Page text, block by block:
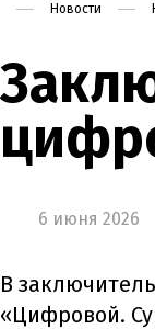
Новости
6 июня 2026
В
«Цифровой.